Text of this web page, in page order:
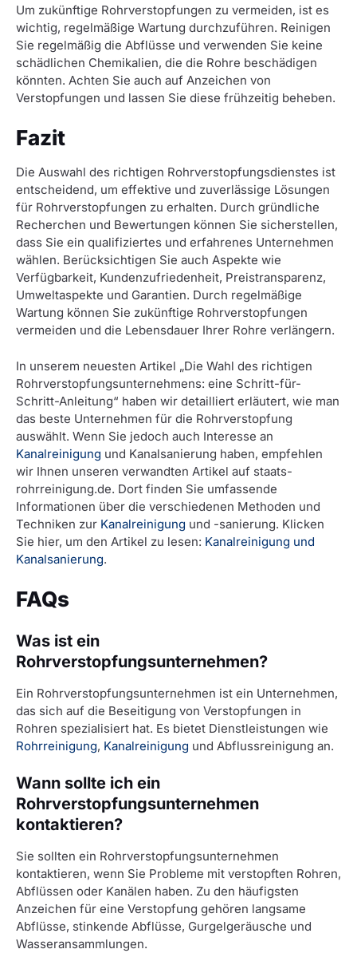
Um zukünftige Rohrverstopfungen zu vermeiden, ist es
wichtig, regelmäßige Wartung durchzuführen. Reinigen
Sie regelmäßig die Abflüsse und verwenden Sie keine
schädlichen Chemikalien, die die Rohre beschädigen
könnten. Achten Sie auch auf Anzeichen von
Verstopfungen und lassen Sie diese frühzeitig beheben.
Fazit
Die Auswahl des richtigen Rohrverstopfungsdienstes ist
entscheidend, um effektive und zuverlässige Lösungen
für Rohrverstopfungen zu erhalten. Durch gründliche
Recherchen und Bewertungen können Sie sicherstellen,
dass Sie ein qualifiziertes und erfahrenes Unternehmen
wählen. Berücksichtigen Sie auch Aspekte wie
Verfügbarkeit, Kundenzufriedenheit, Preistransparenz,
Umweltaspekte und Garantien. Durch regelmäßige
Wartung können Sie zukünftige Rohrverstopfungen
vermeiden und die Lebensdauer Ihrer Rohre verlängern.
In unserem neuesten Artikel „Die Wahl des richtigen
Rohrverstopfungsunternehmens: eine Schritt-für-
Schritt-Anleitung“ haben wir detailliert erläutert, wie man
das beste Unternehmen für die Rohrverstopfung
auswählt. Wenn Sie jedoch auch Interesse an
Kanalreinigung und Kanalsanierung haben, empfehlen
wir Ihnen unseren verwandten Artikel auf staats-
rohrreinigung.de. Dort finden Sie umfassende
Informationen über die verschiedenen Methoden und
Techniken zur Kanalreinigung und -sanierung. Klicken
Sie hier, um den Artikel zu lesen: Kanalreinigung und
Kanalsanierung.
FAQs
Was ist ein
Rohrverstopfungsunternehmen?
Ein Rohrverstopfungsunternehmen ist ein Unternehmen,
das sich auf die Beseitigung von Verstopfungen in
Rohren spezialisiert hat. Es bietet Dienstleistungen wie
Rohrreinigung, Kanalreinigung und Abflussreinigung an.
Wann sollte ich ein
Rohrverstopfungsunternehmen
kontaktieren?
Sie sollten ein Rohrverstopfungsunternehmen
kontaktieren, wenn Sie Probleme mit verstopften Rohren,
Abflüssen oder Kanälen haben. Zu den häufigsten
Anzeichen für eine Verstopfung gehören langsame
Abflüsse, stinkende Abflüsse, Gurgelgeräusche und
Wasseransammlungen.